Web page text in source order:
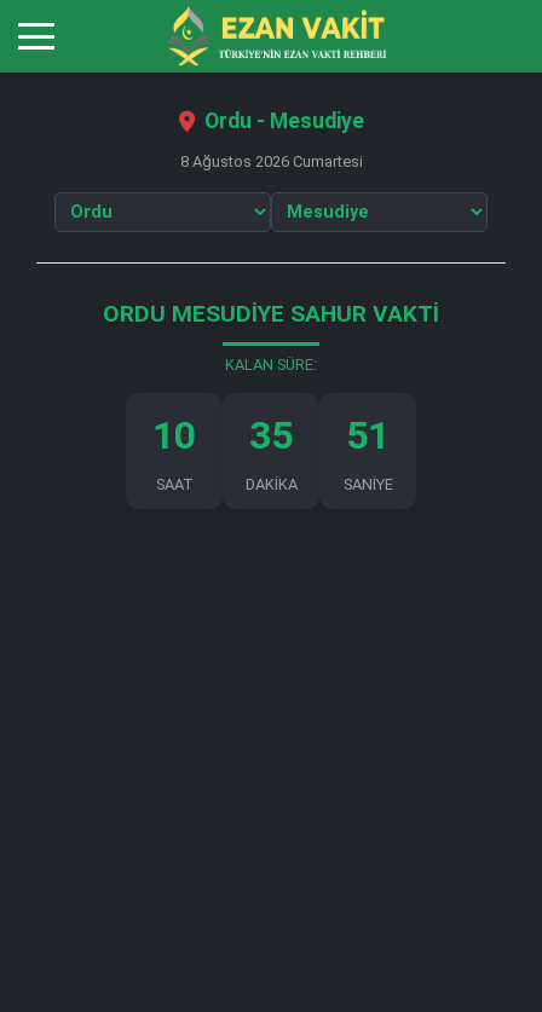
Ordu - Mesudiye
8 Ağustos 2026 Cumartesi
ORDU MESUDIYE SAHUR VAKTI
KALAN SÜRE:
10
SAAT
35
DAKİKA
50
SANİYE